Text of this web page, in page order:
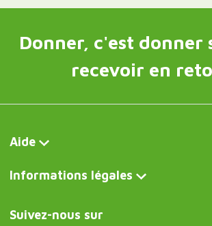
Donner, c'est donner
recevoir en
Aide
Informations légales
Suivez-nous sur